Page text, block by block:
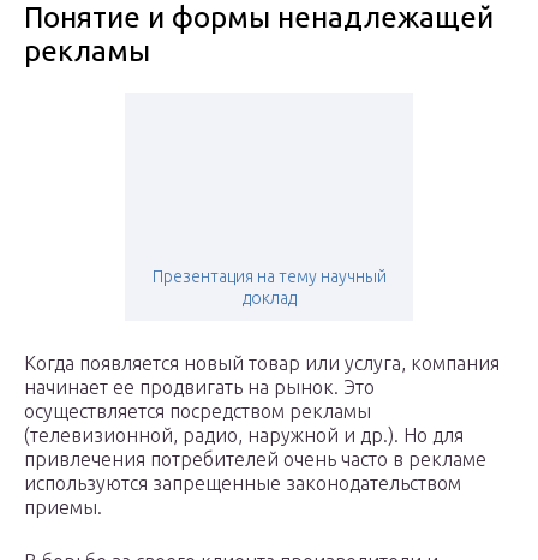
Понятие и формы ненадлежащей
рекламы
Презентация на тему научный
доклад
Когда появляется новый товар или услуга, компания
начинает ее продвигать на рынок. Это
осуществляется посредством рекламы
(телевизионной, радио, наружной и др.). Но для
привлечения потребителей очень часто в рекламе
используются запрещенные законодательством
приемы.